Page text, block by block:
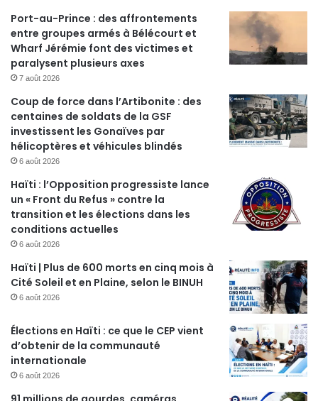
Port-au-Prince : des affrontements
entre groupes armés à Bélécourt et
Wharf Jérémie font des victimes et
paralysent plusieurs axes
7 août 2026
Coup de force dans l’Artibonite : des
centaines de soldats de la GSF
investissent les Gonaïves par
hélicoptères et véhicules blindés
6 août 2026
Haïti : l’Opposition progressiste lance
un « Front du Refus » contre la
transition et les élections dans les
conditions actuelles
6 août 2026
Haïti | Plus de 600 morts en cinq mois à
Cité Soleil et en Plaine, selon le BINUH
6 août 2026
Élections en Haïti : ce que le CEP vient
d’obtenir de la communauté
internationale
6 août 2026